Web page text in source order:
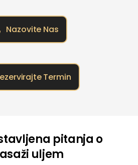
Nazovite Nas
Termin
pitanja o
uljem